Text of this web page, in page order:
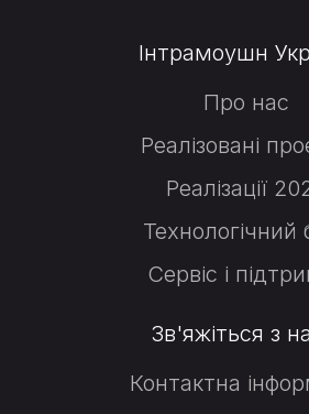
Інтрамоушн
Про нас
Реалізовані
Реалізації
Технологічний
Сервіс і
Зв'яжіться з
Контактна